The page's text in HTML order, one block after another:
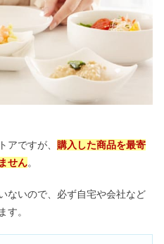
アですが、
購入した商品を最寄
せん。
ないので、必ず自宅や会社など
す。